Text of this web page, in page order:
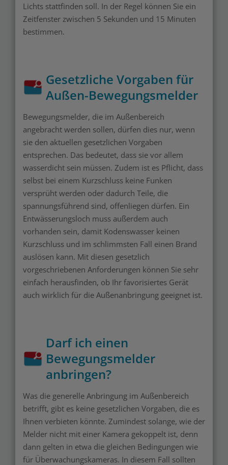
Lichts stattfinden soll. In der Regel können Sie ein
Zeitfenster zwischen 5 Sekunden und 15 Minuten
bestimmen.
Gesetzliche Vorgaben für
Außen-Bewegungsmelder
Bewegungsmelder, die im Außenbereich
angebracht werden sollen, dürfen dies nur, wenn
sie den aktuellen gesetzlichen Vorgaben
entsprechen. Das bedeutet, dass sie vor allem
wasserdicht sein müssen. Zudem ist es Pflicht, dass
selbst bei einem Kurzschluss keine Funken
versprüht werden oder dadurch Teile, die
spannungsführend sind, offenliegen dürfen. Ein
Entwässerungsloch muss außerdem auch
vorhanden sein, damit Kodenswasser keinen
Kurzschluss und im schlimmsten Fall einen Brand
auslösen kann. Mit diesen gesetzlich
vorgeschriebenen Anforderungen können Sie sehr
einfach herausfinden, ob Ihr favorisiertes Gerät
auch wirklich für die Außenanbringung geeignet ist.
Darf ich einen
Bewegungsmelder
anbringen?
Was die generelle Anbringung im Außenbereich
betrifft, gibt es keine gesetzlichen Vorgaben, die es
Ihnen verbieten könnte. Zumindest solange, wie der
Melder nicht mit einer Kamera gekoppelt ist, denn
dann gelten in etwa die gleichen Bedingungen wie
für Überwachungskameras. In diesem Fall sollten